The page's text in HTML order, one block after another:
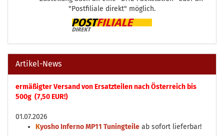
"Postfiliale direkt" möglich.
Artikel-News
ermäßigter Versand von Ersatzteilen nach Österreich bis
500g (7,50 EUR!)
01.07.2026
Kyosho Inferno MP11 Tuningteile ab sofort lieferbar!